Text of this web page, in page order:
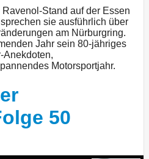
Stand auf der Essen
sie ausführlich über
am Nürburgring.
Jahr sein 80-jähriges
Anekdoten,
Motorsportjahr.
50